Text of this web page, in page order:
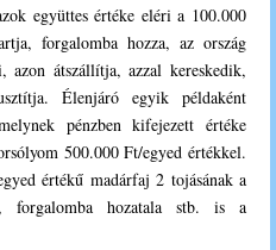
együttes értéke eléri a 100.000
forgalomba hozza, az ország
azon átszállítja, azzal kereskedik,
Élenjáró egyik példaként
pénzben kifejezett értéke
500.000 Ft/egyed értékkel.
értékű madárfaj 2 tojásának a
forgalomba hozatala stb. is a